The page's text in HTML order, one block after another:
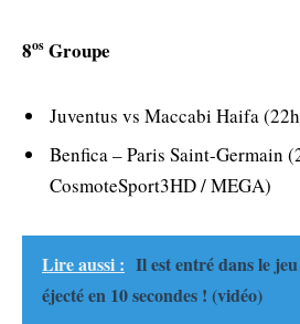
8os Groupe
Juventus vs Maccabi Haifa
Benfica – Paris Saint-Germain
CosmoteSport3HD / MEGA)
Lire aussi : Il est entré dans le
éjecté en 10 secondes ! (vidéo)